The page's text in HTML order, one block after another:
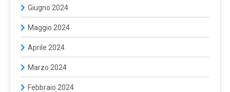
Giugno 2024
Maggio 2024
Aprile 2024
Marzo 2024
Febbraio 2024